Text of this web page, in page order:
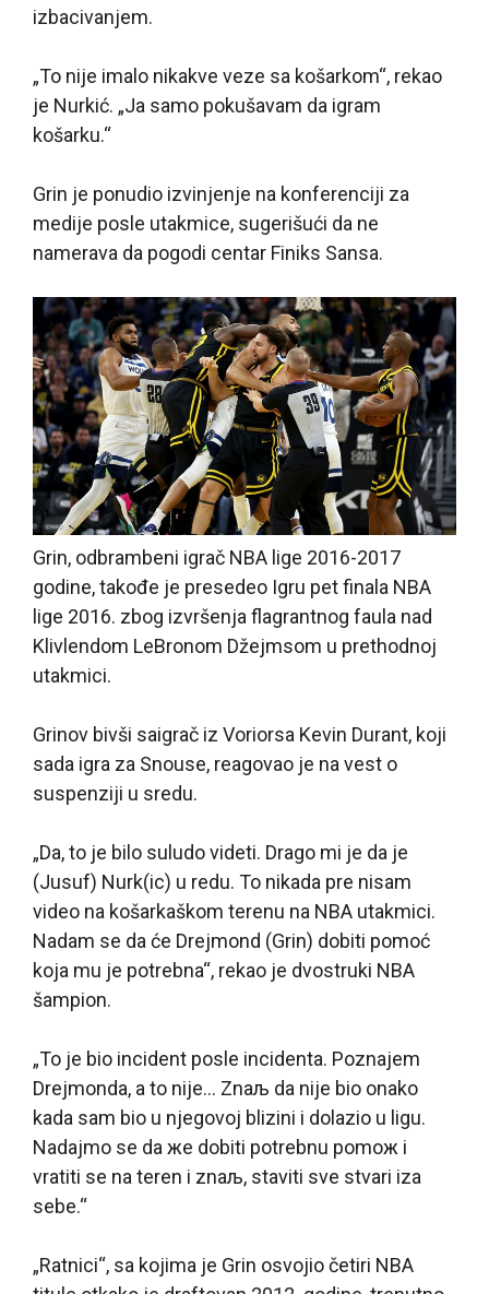
izbacivanjem.
„To nije imalo nikakve veze sa košarkom“, rekao
je Nurkić. „Ja samo pokušavam da igram
košarku.“
Grin je ponudio izvinjenje na konferenciji za
medije posle utakmice, sugerišući da ne
namerava da pogodi centar Finiks Sansa.
Grin, odbrambeni igrač NBA lige 2016-2017
godine, takođe je presedeo Igru pet finala NBA
lige 2016. zbog izvršenja flagrantnog faula nad
Klivlendom LeBronom Džejmsom u prethodnoj
utakmici.
Grinov bivši saigrač iz Voriorsa Kevin Durant, koji
sada igra za Snouse, reagovao je na vest o
suspenziji u sredu.
„Da, to je bilo suludo videti. Drago mi je da je
(Jusuf) Nurk(ic) u redu. To nikada pre nisam
video na košarkaškom terenu na NBA utakmici.
Nadam se da će Drejmond (Grin) dobiti pomoć
koja mu je potrebna“, rekao je dvostruki NBA
šampion.
„To je bio incident posle incidenta. Poznajem
Drejmonda, a to nije… Znaљ da nije bio onako
kada sam bio u njegovoj blizini i dolazio u ligu.
Nadajmo se da жe dobiti potrebnu pomoж i
vratiti se na teren i znaљ, staviti sve stvari iza
sebe.“
„Ratnici“, sa kojima je Grin osvojio četiri NBA